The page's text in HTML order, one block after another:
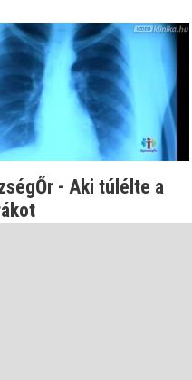
- Aki túlélte a